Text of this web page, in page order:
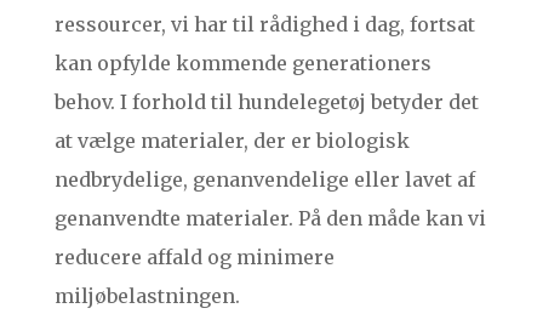
ressourcer, vi har til rådighed i dag, fortsat
kan opfylde kommende generationers
behov. I forhold til hundelegetøj betyder det
at vælge materialer, der er biologisk
nedbrydelige, genanvendelige eller lavet af
genanvendte materialer. På den måde kan vi
reducere affald og minimere
miljøbelastningen.